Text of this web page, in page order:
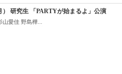
） 研究生 「PARTYが始まるよ」公演
愛佳 野島樺...